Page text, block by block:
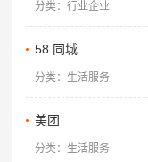
分类：行业企业
58 同城
分类：生活服务
美团
分类：生活服务